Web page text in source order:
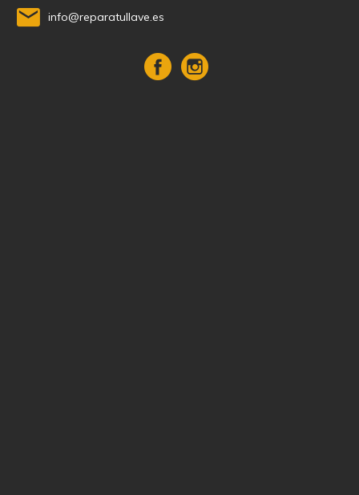
info@reparatullave.es